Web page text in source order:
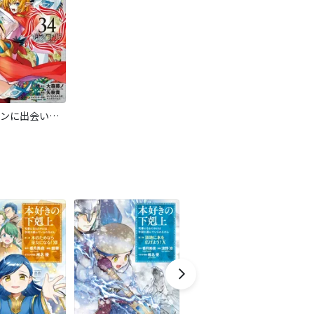
ダンジョンに出会いを求めるのは間違っているだろうか 外伝 ソード・オラトリア